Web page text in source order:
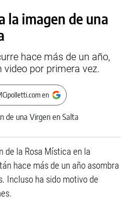
la imagen de una
hace más de un año,
video por primera vez.
en
de la Rosa Mística en la
hace más de un año asombra
Incluso ha sido motivo de